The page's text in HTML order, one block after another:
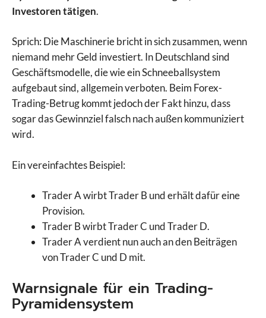
Investoren tätigen.
Sprich: Die Maschinerie bricht in sich zusammen, wenn
niemand mehr Geld investiert. In Deutschland sind
Geschäftsmodelle, die wie ein Schneeballsystem
aufgebaut sind, allgemein verboten. Beim Forex-
Trading-Betrug kommt jedoch der Fakt hinzu, dass
sogar das Gewinnziel falsch nach außen kommuniziert
wird.
Ein vereinfachtes Beispiel:
Trader A wirbt Trader B und erhält dafür eine
Provision.
Trader B wirbt Trader C und Trader D.
Trader A verdient nun auch an den Beiträgen
von Trader C und D mit.
Warnsignale für ein Trading-
Pyramidensystem